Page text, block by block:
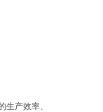
产效率、